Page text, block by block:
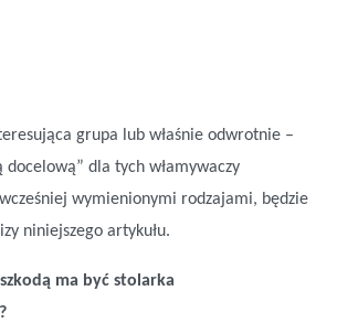
grupa lub właśnie odwrotnie –
docelową” dla tych włamywaczy
wymienionymi rodzajami, będzie
niniejszego artykułu.
ma być stolarka